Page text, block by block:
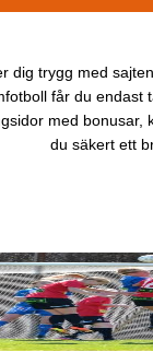
dig trygg med
får du
med
du säkert ett